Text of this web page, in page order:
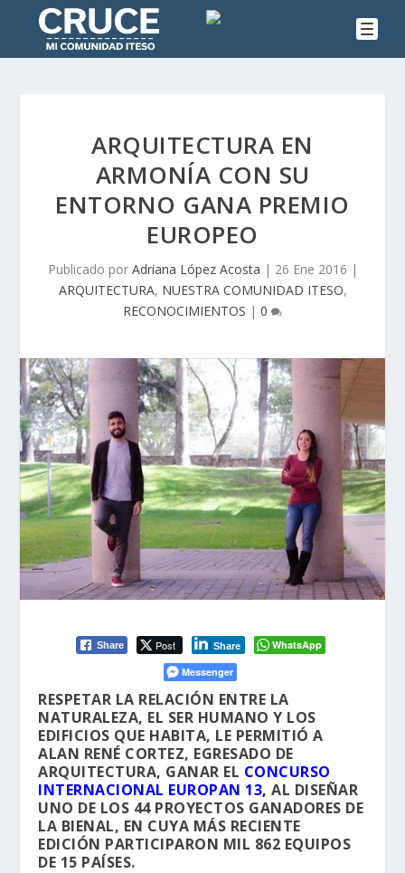
ARQUITECTURA EN
ARMONÍA CON SU
ENTORNO GANA PREMIO
EUROPEO
Publicado por Adriana López Acosta | 26 Ene 2016 |
ARQUITECTURA, NUESTRA COMUNIDAD ITESO,
RECONOCIMIENTOS | 0
Share Post Share
WhatsApp
Messenger
RESPETAR LA RELACIÓN ENTRE LA
NATURALEZA, EL SER HUMANO Y LOS
EDIFICIOS QUE HABITA, LE PERMITIÓ A
ALAN RENÉ CORTEZ, EGRESADO DE
ARQUITECTURA, GANAR EL CONCURSO
INTERNACIONAL EUROPAN 13, AL DISEÑAR
UNO DE LOS 44 PROYECTOS GANADORES DE
LA BIENAL, EN CUYA MÁS RECIENTE
EDICIÓN PARTICIPARON MIL 862 EQUIPOS
DE 15 PAÍSES.